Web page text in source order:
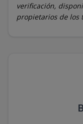
verificación,
propietarios de los